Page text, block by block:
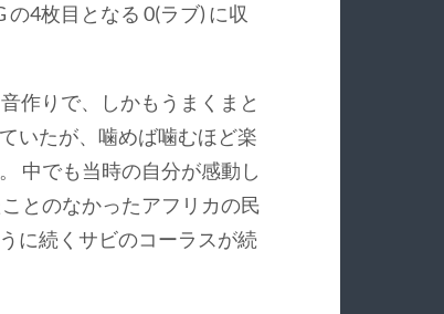
の4枚目となる 0(ラブ) に収
作りで、しかもうまくまと
いたが、噛めば噛むほど楽
中でも当時の自分が感動し
とのなかったアフリカの民
に続くサビのコーラスが続